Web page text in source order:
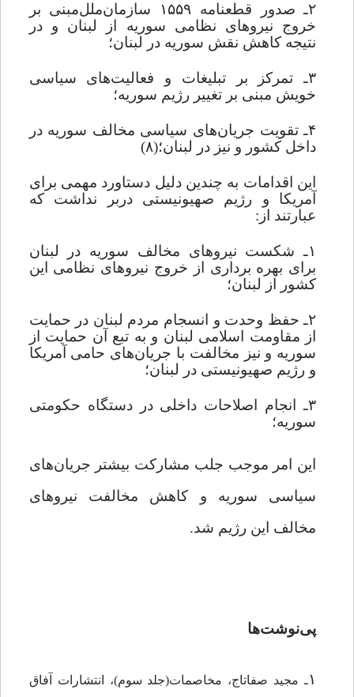
۲ـ صدور قطعنامه ۱۵۵۹ سازمان‌ملل‌مبنی بر
خروج نیروهای نظامی سوریه از لبنان و در
نتیجه کاهش نقش سوریه در لبنان؛
۳ـ تمرکز بر تبلیغات و فعالیت
های سیاسی
خویش مبنی بر تغییر رژیم سوریه؛
۴ـ تقویت جریان‌های سیاسی مخالف سوریه در
داخل کشور و نیز در لبنان؛(۸)
این اقدامات به چندین دلیل دستاورد مهمی برای
آمریکا و رژیم صهیونیستی دربر نداشت که
عبارتند از:
۱ـ شکست نیروهای مخالف سوریه در لبنان
برای بهره برداری از خروج نیروهای نظامی این
کشور از لبنان؛
۲ـ حفظ وحدت و انسجام مردم لبنان در حمایت
از مقاومت اسلامی لبنان و به تبع آن حمایت از
سوریه و نیز مخالفت با جریان‌های حامی آمریکا
و رژیم صهیونیستی در لبنان؛
۳ـ انجام اصلاحات داخلی در دستگاه حکومتی
سوریه؛
این امر موجب جلب مشارکت بیشتر جریان‌های
سیاسی سوریه و کاهش مخالفت نیروهای
مخالف این رژیم شد.
پی‌نوشت‌ها
۱ـ مجید صفاتاج، مخاصمات(جلد سوم)، انتشارات آفاق